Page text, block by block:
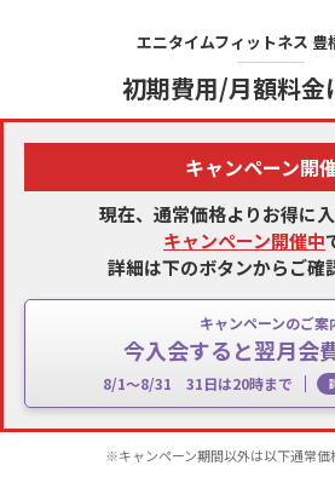
エニタイムフィットネス 豊
初期費用/月額料金
キャンペーン開
現在、通常価格よりお得に
キャンペーン開催中
詳細は下のボタンからご確
キャンペーンのご案
今入会すると翌月会
8/1～8/31 31日は20時まで
※キャンペーン期間以外は以下通常価